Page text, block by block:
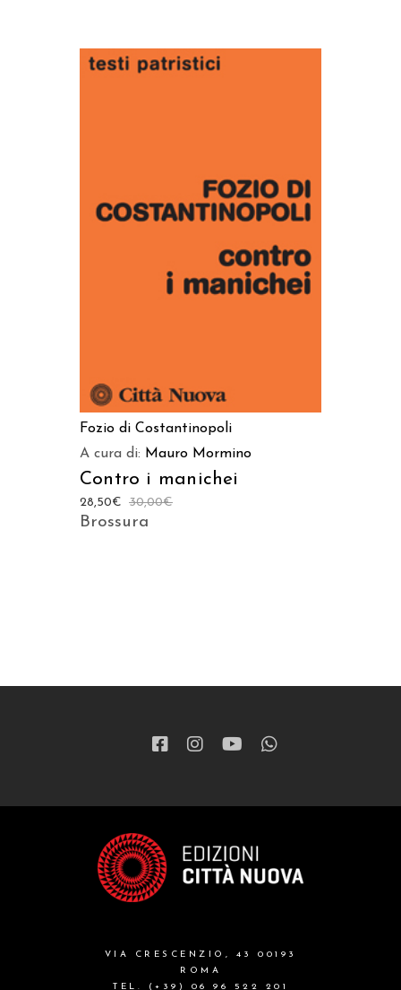
Fozio di Costantinopoli
A cura di: Mauro Mormino
Contro i manichei
30,00€
28,50€
Brossura
VIA CRESCENZIO, 43 00193
ROMA
TEL. (+39) 06 96 522 201